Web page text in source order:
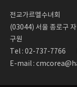
전교가르멜수녀회
(03044) 서울 종로구
구원
Tel : 02-737-7766
E-mail :